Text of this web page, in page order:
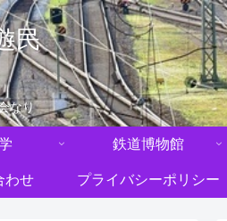
民
なり
鉄道博物館
わせ プライバシーポリシー